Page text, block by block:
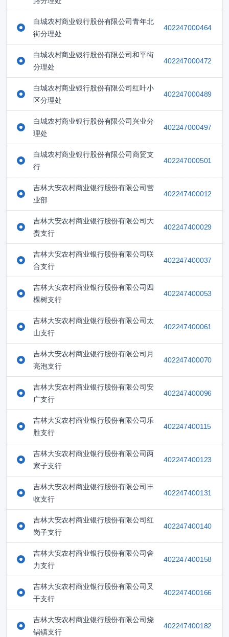
白城农村商业银行股份有限公司青年北
街分理处
402247000464
白城农村商业银行股份有限公司和平街
分理处
402247000472
白城农村商业银行股份有限公司红叶小
区分理处
402247000489
白城农村商业银行股份有限公司兴业分
理处
402247000497
白城农村商业银行股份有限公司商贸支
行
402247000501
吉林大安农村商业银行股份有限公司营
业部
402247400012
吉林大安农村商业银行股份有限公司大
赉支行
402247400029
吉林大安农村商业银行股份有限公司联
合支行
402247400037
吉林大安农村商业银行股份有限公司四
棵树支行
402247400053
吉林大安农村商业银行股份有限公司太
山支行
402247400061
吉林大安农村商业银行股份有限公司月
亮泡支行
402247400070
吉林大安农村商业银行股份有限公司安
广支行
402247400096
吉林大安农村商业银行股份有限公司乐
胜支行
402247400115
吉林大安农村商业银行股份有限公司两
家子支行
402247400123
吉林大安农村商业银行股份有限公司丰
收支行
402247400131
吉林大安农村商业银行股份有限公司红
岗子支行
402247400140
吉林大安农村商业银行股份有限公司舍
力支行
402247400158
吉林大安农村商业银行股份有限公司叉
干支行
402247400166
吉林大安农村商业银行股份有限公司烧
锅镇支行
402247400182